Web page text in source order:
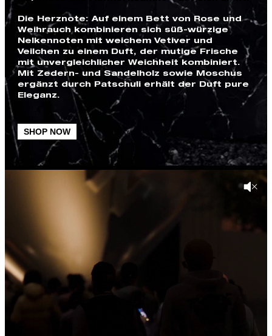
Die Herznote: Auf einem Bett von Rose und
Weihrauch kombinieren sich süß-würzige
Nelkennoten mit weichem Vetiver und
Veilchen zu einem Duft, der mutige Frische
mit unvergleichlicher Weichheit kombiniert.
Mit Zedern- und Sandelholz sowie Moschus
ergänzt durch Patschuli erhält der Duft pure
Eleganz.
SHOP NOW